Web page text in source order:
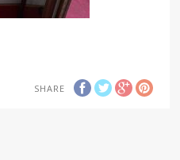
SHARE